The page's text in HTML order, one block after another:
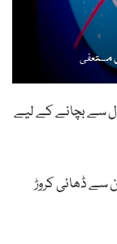
سے بچانے کے لیے
سے ڈھائی کروڑ